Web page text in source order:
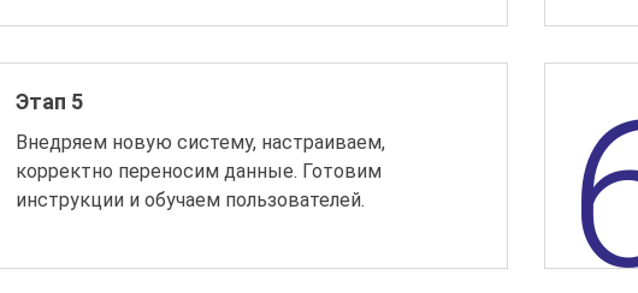
Этап 5
Внедряем новую систему, настраиваем,
корректно переносим данные. Готовим
инструкции и обучаем пользователей.